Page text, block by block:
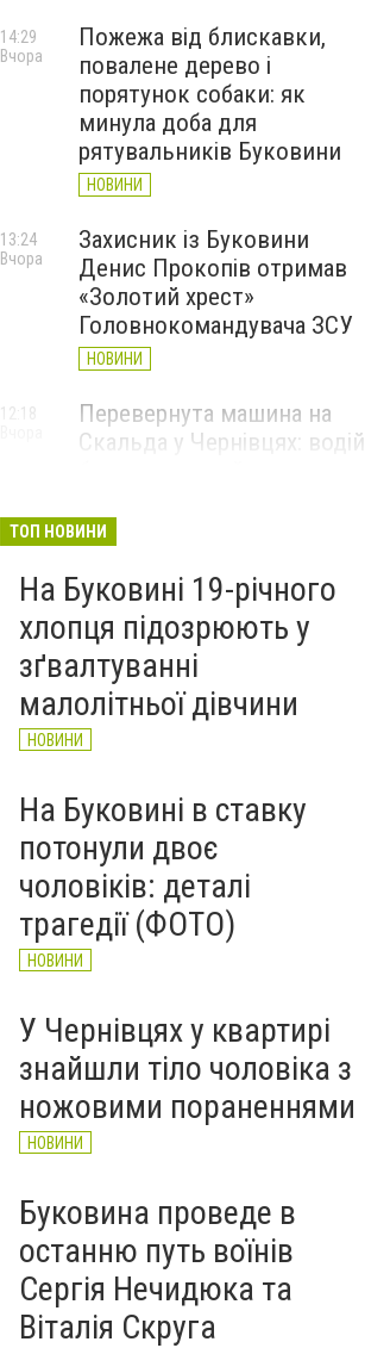
Пожежа від блискавки,
повалене дерево і
порятунок собаки: як
минула доба для
рятувальників Буковини
НОВИНИ
14:29
Вчора
Захисник із Буковини
Денис Прокопів отримав
«Золотий хрест»
Головнокомандувача ЗСУ
НОВИНИ
13:24
Вчора
Перевернута машина на
Скальда у Чернівцях: водій
12:18
зафіксували новий
історичний температурний
максимум
НОВИНИ
Вчора
ТОП НОВИНИ
На Буковині 19-річного
хлопця підозрюють у
зґвалтуванні
малолітньої дівчини
НОВИНИ
На Буковині в ставку
потонули двоє
чоловіків: деталі
трагедії (ФОТО)
НОВИНИ
У Чернівцях у квартирі
знайшли тіло чоловіка з
ножовими пораненнями
НОВИНИ
Буковина проведе в
останню путь воїнів
Сергія Нечидюка та
Віталія Скруга